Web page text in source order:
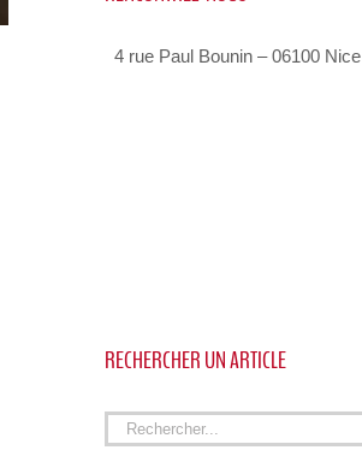
4 rue Paul Bounin – 06100 Nice
RECHERCHER UN ARTICLE
Rechercher